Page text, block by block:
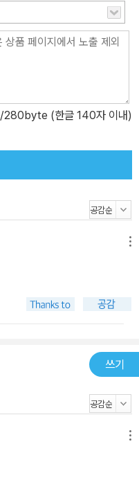
/280byte (한글 140자 이내)
쓰기